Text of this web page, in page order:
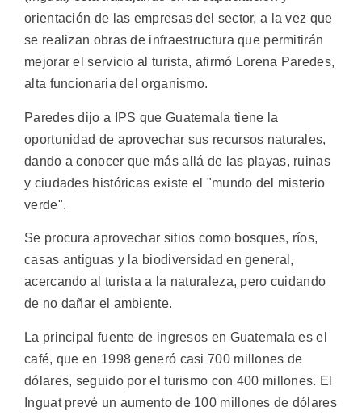
orientación de las empresas del sector, a la vez que
se realizan obras de infraestructura que permitirán
mejorar el servicio al turista, afirmó Lorena Paredes,
alta funcionaria del organismo.
Paredes dijo a IPS que Guatemala tiene la
oportunidad de aprovechar sus recursos naturales,
dando a conocer que más allá de las playas, ruinas
y ciudades históricas existe el "mundo del misterio
verde".
Se procura aprovechar sitios como bosques, ríos,
casas antiguas y la biodiversidad en general,
acercando al turista a la naturaleza, pero cuidando
de no dañar el ambiente.
La principal fuente de ingresos en Guatemala es el
café, que en 1998 generó casi 700 millones de
dólares, seguido por el turismo con 400 millones. El
Inguat prevé un aumento de 100 millones de dólares